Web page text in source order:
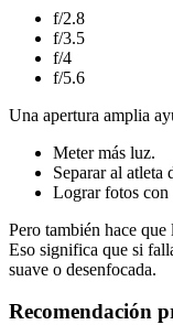
f/2.8
f/3.5
f/4
f/5.6
Una apertura amplia
Meter más luz.
Separar al atleta
Lograr fotos con
Pero también hace
Eso significa que si
suave o desenfocada.
Recomendación